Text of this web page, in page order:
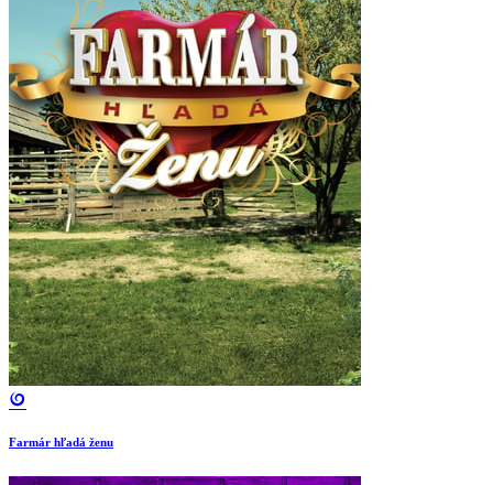
Farmár hľadá ženu